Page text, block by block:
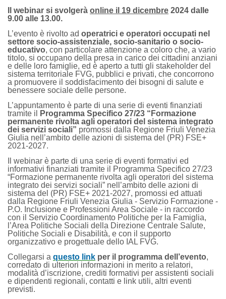
Il webinar si svolgerà online il 19 dicembre 2024 dalle
9.00 alle 13.00.
L’evento è rivolto ad operatrici e operatori occupati nel
settore socio-assistenziale, socio-sanitario o socio-
educativo, con particolare attenzione a coloro che, a vario
titolo, si occupano della presa in carico dei cittadini anziani
e delle loro famiglie, ed è aperto a tutti gli stakeholder del
sistema territoriale FVG, pubblici e privati, che concorrono
a promuovere il soddisfacimento dei bisogni di salute e
benessere sociale delle persone.
L’appuntamento è parte di una serie di eventi finanziati
tramite il
Programma Specifico 27/23 “Formazione
permanente rivolta agli operatori del sistema integrato
dei servizi sociali” promossi dalla Regione Friuli Venezia
Giulia nell’ambito delle azioni di sistema del (PR) FSE+
2021-2027.
Il webinar è parte di una serie di eventi formativi ed
informativi finanziati tramite il Programma Specifico 27/23
“Formazione permanente rivolta agli operatori del sistema
integrato dei servizi sociali” nell’ambito delle azioni di
sistema del (PR) FSE+ 2021-2027, promossi ed attuati
dalla Regione Friuli Venezia Giulia - Servizio Formazione -
P.O. Inclusione e Professioni Area Sociale - in raccordo
con il Servizio Coordinamento Politiche per la Famiglia,
l’Area Politiche Sociali della Direzione Centrale Salute,
Politiche Sociali e Disabilità, e con il supporto
organizzativo e progettuale dello IAL FVG.
Collegarsi a questo link per il programma dell’evento,
corredato di ulteriori informazioni in merito a relatori,
modalità d’iscrizione, crediti formativi per assistenti sociali
e dipendenti regionali, contatti e link utili, altri eventi
previsti.